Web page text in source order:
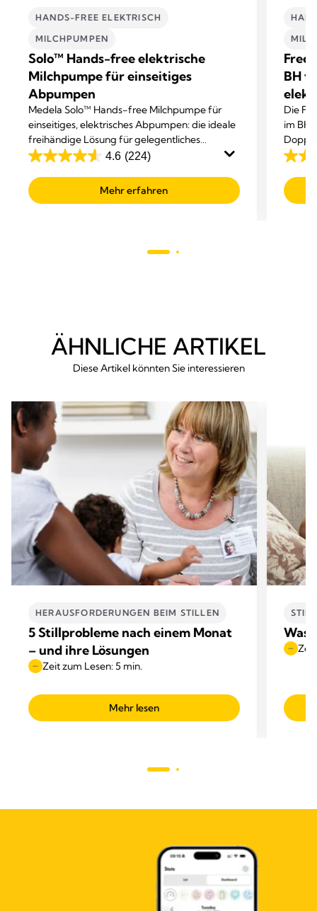
HANDS-FREE ELEKTRISCH
MILCHPUMPEN
Solo™ Hands-free elektrische
Milchpumpe für einseitiges
Abpumpen
Medela Solo™ Hands-free Milchpumpe für
einseitiges, elektrisches Abpumpen: die ideale
freihändige Lösung für gelegentliches
Abpumpen.
4.6 (224)
4.6
von
5
Mehr erfahren
BH
Die
im BH
4.1
von
5
ÄHNLICHE ARTIKEL
Diese Artikel könnten Sie interessieren
HERAUSFORDERUNGEN BEIM STILLEN
5 Stillprobleme nach einem Monat
– und ihre Lösungen
Zeit zum Lesen: 5 min.
Mehr lesen
Was
Zeit